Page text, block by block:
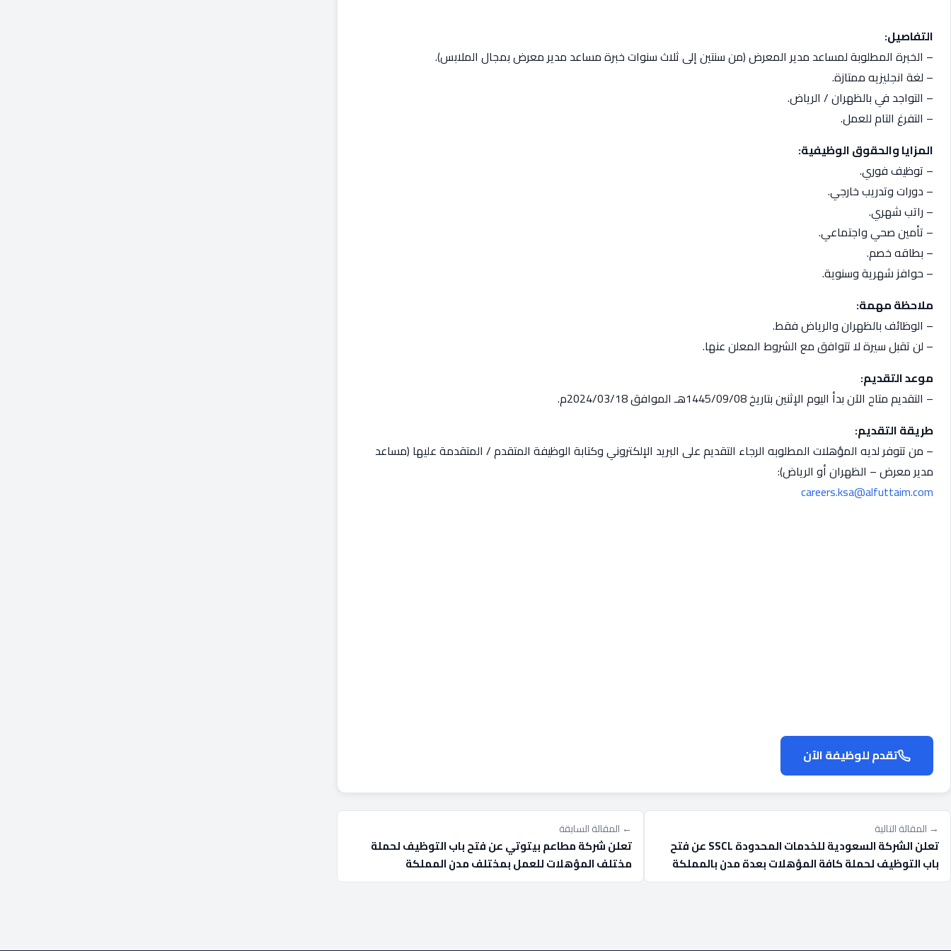
التفاصيل:
– الخبرة المطلوبة لمساعد مدير المعرض (من سنتين إلى ثلاث سنوات خبرة مساعد مدير معرض بمجال الملابس).
– لغة انجليزيه ممتازة.
– التواجد في بالظهران / الرياض.
– التفرغ التام للعمل.
المزايا والحقوق الوظيفية:
– توظيف فوري.
– دورات وتدريب خارجي.
– راتب شهري.
– تأمين صحي واجتماعي.
– بطاقه خصم.
– حوافز شهرية وسنوية.
ملاحظة مهمة:
– الوظائف بالظهران والرياض فقط.
– لن تقبل سيرة لا تتوافق مع الشروط المعلن عنها.
موعد التقديم:
– التقديم متاح الآن بدأ اليوم الإثنين بتاريخ 1445/09/08هـ الموافق 2024/03/18م.
طريقة التقديم:
– من تتوفر لديه المؤهلات المطلوبه الرجاء التقديم على البريد الإلكتروني وكتابة الوظيفة المتقدم / المتقدمة عليها (مساعد
مدير معرض – الظهران أو الرياض):
careers.ksa@alfuttaim.com
تقدم للوظيفة الآن
→ المقالة التالية
تعلن الشركة السعودية للخدمات المحدودة SSCL عن فتح
باب التوظيف لحملة كافة المؤهلات بعدة مدن بالمملكة
← المقالة السابقة
تعلن شركة مطاعم بيتوتي عن فتح باب التوظيف لحملة
مختلف المؤهلات للعمل بمختلف مدن المملكة